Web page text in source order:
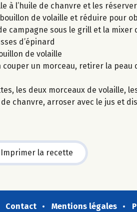
à l’huile de chanvre et les réserver
de volaille et réduire pour
campagne sous le grill et la
d’épinard
de volaille
un morceau, retirer la
les deux morceaux de volaille,
chanvre, arroser avec le jus et
Imprimer la recette
Contact Mentions légales